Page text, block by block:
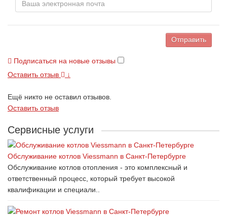
Отправить
Подписаться на новые отзывы
Оставить отзыв
↓
Ещё никто не оставил отзывов.
Оставить отзыв
Сервисные услуги
Обслуживание котлов Viessmann в Санкт-Петербурге
Обслуживание котлов отопления - это комплексный и
ответственный процесс, который требует высокой
квалификации и специали..